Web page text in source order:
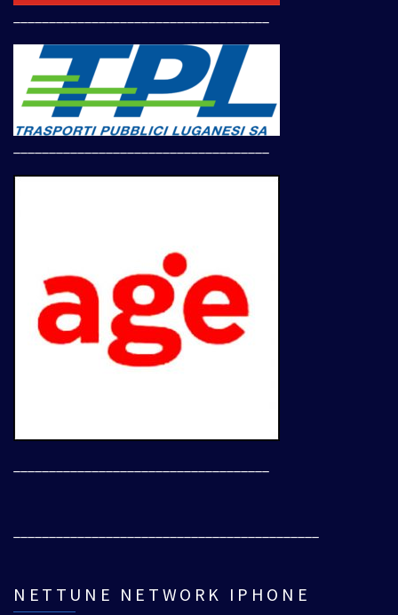
NETTUNE NETWORK IPHONE